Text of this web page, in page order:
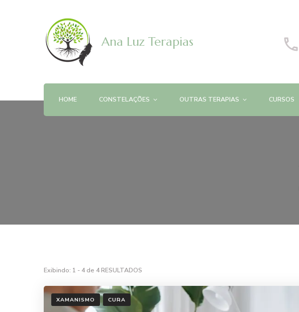
Ana Luz Terapias
HOME CONSTELAÇÕES OUTRAS TERAPIAS CURSOS
Exibindo: 1 - 4 de 4 RESULTADOS
XAMANISMO CURA